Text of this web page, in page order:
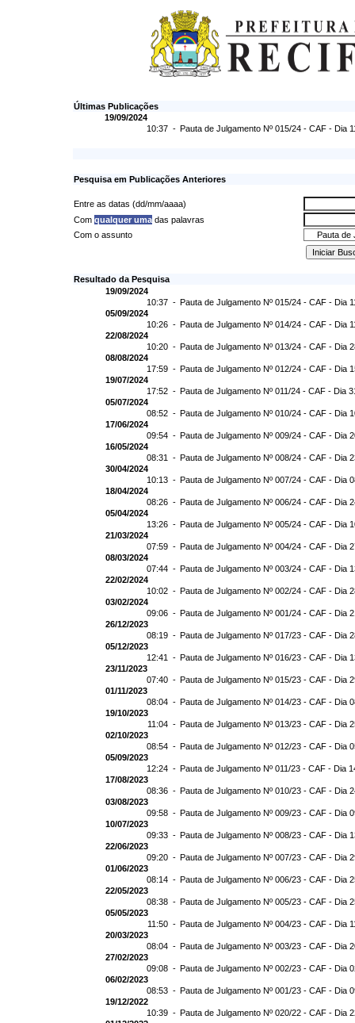
Últimas Publicações
19/09/2024
10:37 - Pauta de Julgamento Nº 015/24 - CAF - Dia
Pesquisa em Publicações Anteriores
Entre as datas (dd/mm/aaaa)
Com qualquer uma das palavras
Com o assunto
Resultado da Pesquisa
19/09/2024
10:37 - Pauta de Julgamento Nº 015/24 - CAF - Dia
05/09/2024
10:26 - Pauta de Julgamento Nº 014/24 - CAF - Dia
22/08/2024
10:20 - Pauta de Julgamento Nº 013/24 - CAF - Dia
08/08/2024
17:59 - Pauta de Julgamento Nº 012/24 - CAF - Dia
19/07/2024
17:52 - Pauta de Julgamento Nº 011/24 - CAF - Dia
05/07/2024
08:52 - Pauta de Julgamento Nº 010/24 - CAF - Dia
17/06/2024
09:54 - Pauta de Julgamento Nº 009/24 - CAF - Dia
16/05/2024
08:31 - Pauta de Julgamento Nº 008/24 - CAF - Dia
30/04/2024
10:13 - Pauta de Julgamento Nº 007/24 - CAF - Dia
18/04/2024
08:26 - Pauta de Julgamento Nº 006/24 - CAF - Dia
05/04/2024
13:26 - Pauta de Julgamento Nº 005/24 - CAF - Dia
21/03/2024
07:59 - Pauta de Julgamento Nº 004/24 - CAF - Dia
08/03/2024
07:44 - Pauta de Julgamento Nº 003/24 - CAF - Dia
22/02/2024
10:02 - Pauta de Julgamento Nº 002/24 - CAF - Dia
03/02/2024
09:06 - Pauta de Julgamento Nº 001/24 - CAF - Dia
26/12/2023
08:19 - Pauta de Julgamento Nº 017/23 - CAF - Dia
05/12/2023
12:41 - Pauta de Julgamento Nº 016/23 - CAF - Dia
23/11/2023
07:40 - Pauta de Julgamento Nº 015/23 - CAF - Dia
01/11/2023
08:04 - Pauta de Julgamento Nº 014/23 - CAF - Dia
19/10/2023
11:04 - Pauta de Julgamento Nº 013/23 - CAF - Dia
02/10/2023
08:54 - Pauta de Julgamento Nº 012/23 - CAF - Dia
05/09/2023
12:24 - Pauta de Julgamento Nº 011/23 - CAF - Dia
17/08/2023
08:36 - Pauta de Julgamento Nº 010/23 - CAF - Dia
03/08/2023
09:58 - Pauta de Julgamento Nº 009/23 - CAF - Dia
10/07/2023
09:33 - Pauta de Julgamento Nº 008/23 - CAF - Dia
22/06/2023
09:20 - Pauta de Julgamento Nº 007/23 - CAF - Dia
01/06/2023
08:14 - Pauta de Julgamento Nº 006/23 - CAF - Dia
22/05/2023
08:38 - Pauta de Julgamento Nº 005/23 - CAF - Dia
05/05/2023
11:50 - Pauta de Julgamento Nº 004/23 - CAF - Dia
20/03/2023
08:04 - Pauta de Julgamento Nº 003/23 - CAF - Dia
27/02/2023
09:08 - Pauta de Julgamento Nº 002/23 - CAF - Dia
06/02/2023
08:53 - Pauta de Julgamento Nº 001/23 - CAF - Dia
19/12/2022
10:39 - Pauta de Julgamento Nº 020/22 - CAF - Dia